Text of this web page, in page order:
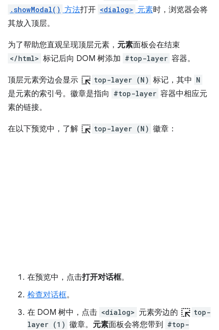
.showModal() 方法打开 <dialog> 元素时，浏览器会将
其放入顶层。
为了帮助您直观呈现顶层元素， 元素面板会在结束
</html> 标记后向 DOM 树添加 #top-layer 容器。
顶层元素旁边会显示 ink_selection top-layer (N) 标记，其中 N
是元素的索引号。徽章是指向 #top-layer 容器中相应元
素的链接。
在以下预览中，了解 ink_selection top-layer (N) 徽章：
在预览中，点击打开对话框。
检查对话框。
在 DOM 树中，点击 <dialog> 元素旁边的 ink_selection top-
layer (1) 徽章。 元素面板会将您带到 #top-